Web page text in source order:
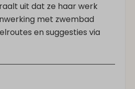
uit dat ze haar werk
met zwembad
en suggesties via